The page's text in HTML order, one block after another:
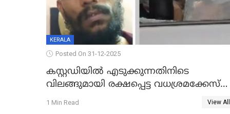
KERALA
Posted On 31-12-2025
കസ്റ്റഡിയിൽ എടുക്കുന്നതിനിടെ
വിലങ്ങുമായി രക്ഷപ്പെട്ട വധശ്രമക്കേസ്
പ്രതി പിടിയിൽ
1 Min Read View All